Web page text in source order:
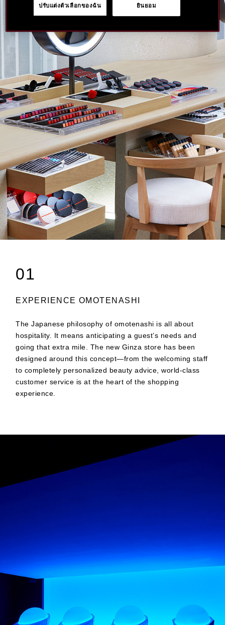
01
EXPERIENCE OMOTENASHI
The Japanese philosophy of omotenashi is all about
hospitality. It means anticipating a guest’s needs and
going that extra mile. The new Ginza store has been
designed around this concept—from the welcoming staff
to completely personalized beauty advice, world-class
customer service is at the heart of the shopping
experience.
ยินยอม
ปรับแต่งตัวเลือกของฉัน